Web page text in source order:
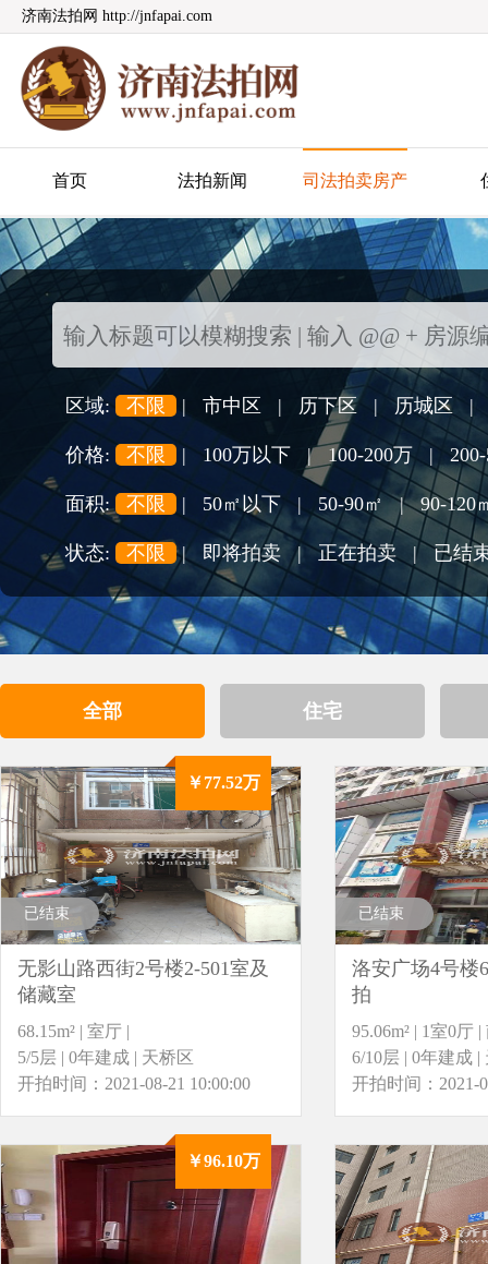
济南法拍网 http://jnfapai.com
济南法拍网
首页 法拍新闻 司法拍卖房产
区域: 不限 | 市中区 | 历下区 | 历城区 |
价格: 不限 | 100万以下 | 100-200万 |
面积: 不限 | 50㎡以下 | 50-90㎡ | 90-120
状态: 不限 | 即将拍卖 | 正在拍卖 | 已结
全部 住宅
￥77.52万
已结束
无影山路西街2号楼2-501室及
储藏室
68.15m² | 室厅 |
5/5层 | 0年建成 | 天桥区
开拍时间：2021-08-21 10:00:00
已结束
洛安广场4号楼
拍
95.06m² | 1室0厅
6/10层 | 0年建成 |
开拍时间：2021-
￥96.10万